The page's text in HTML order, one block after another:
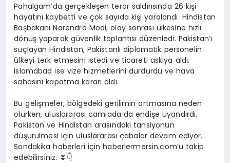
Pahalgam’da gerçekleşen terör saldırısında 26 kişi
hayatını kaybetti ve çok sayıda kişi yaralandı. Hindistan
Başbakanı Narendra Modi, olay sonrası ülkesine hızlı
dönüş yaparak güvenlik toplantısı düzenledi. Pakistan’ı
suçlayan Hindistan, Pakistanlı diplomatik personelin
ülkeyi terk etmesini istedi ve ticareti askıya aldı.
Islamabad ise vize hizmetlerini durdurdu ve hava
sahasını kapatma kararı aldı.
Bu gelişmeler, bölgedeki gerilimin artmasına neden
olurken, uluslararası camiada da endişe uyandırdı.
Pakistan ve Hindistan arasındaki tansiyonun
düşürülmesi için uluslararası çabalar devam ediyor.
Sondakika haberleri için haberlermersin.com’u takip
edebilirsiniz. ⏬👇